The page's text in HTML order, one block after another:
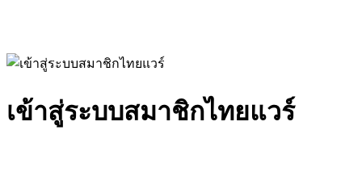
เข้าสู่ระบบสมาชิกไทยแวร์